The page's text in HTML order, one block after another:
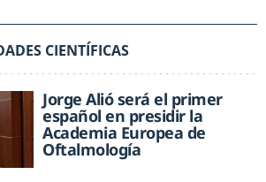
CIENTÍFICAS
Jorge Alió será el primer
español en presidir la
Academia Europea de
Oftalmología